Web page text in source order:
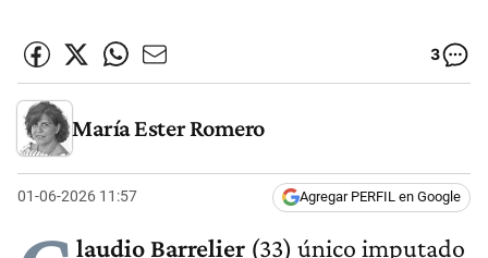
3
María Ester Romero
01-06-2026 11:57 Agregar PERFIL en Google
laudio Barrelier (33) único imputado